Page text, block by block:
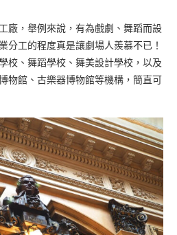
廠，舉例來說，有為戲劇、舞蹈而設
分工的程度真是讓劇場人羨慕不已！
校、舞蹈學校、舞美設計學校，以及
物館、古樂器博物館等機構，簡直可